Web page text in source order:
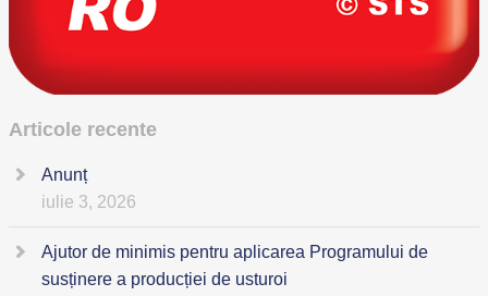
Articole recente
Anunț
iulie 3, 2026
Ajutor de minimis pentru aplicarea Programului de
susținere a producției de usturoi